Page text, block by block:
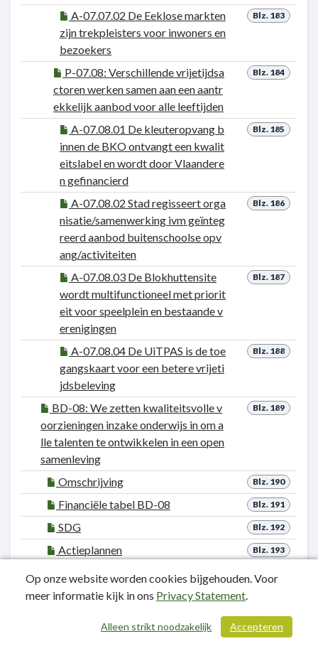
Blz. 183
A-07.07.02 De Eeklose markten
zijn trekpleisters voor inwoners en
bezoekers
Blz. 184
P-07.08: Verschillende vrijetijdsa
ctoren werken samen aan een aantr
ekkelijk aanbod voor alle leeftijden
Blz. 185
A-07.08.01 De kleuteropvang b
innen de BKO ontvangt een kwalit
eitslabel en wordt door Vlaandere
n gefinancierd
Blz. 186
A-07.08.02 Stad regisseert orga
nisatie/samenwerking ivm geïnteg
reerd aanbod buitenschoolse opv
ang/activiteiten
Blz. 187
A-07.08.03 De Blokhuttensite
wordt multifunctioneel met priorit
eit voor speelplein en bestaande v
erenigingen
Blz. 188
A-07.08.04 De UiTPAS is de toe
gangskaart voor een betere vrijeti
jdsbeleving
Blz. 189
BD-08: We zetten kwaliteitsvolle v
oorzieningen inzake onderwijs in om a
lle talenten te ontwikkelen in een open
samenleving
Blz. 190
Omschrijving
Blz. 191
Financiële tabel BD-08
Blz. 192
SDG
Blz. 193
Actieplannen
Blz. 194
P-08.01: De stad wil voor alle inw
oners gelijkwaardige toegang tot o
nderwijs via flankerend onderwijsb
Op onze website worden cookies bijgehouden. Voor
meer informatie kijk in ons Privacy Statement.
Accepteren
Alleen strikt noodzakelijk